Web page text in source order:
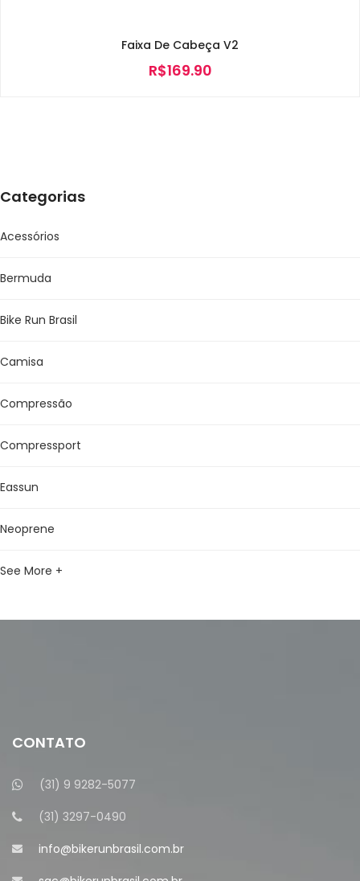
Categorias
Acessórios
Bermuda
Bike Run Brasil
Camisa
Compressão
Compressport
Eassun
Neoprene
See More +
Faixa De Cabeça V2
R$169.90
CONTATO
(31) 9 9282-5077
(31) 3297-0490
info@bikerunbrasil.com.br